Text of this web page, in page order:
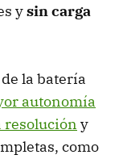
ysin carga
la batería
autonomía
resolución y
como